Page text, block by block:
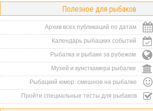
Полезное для рыбаков
Архив всех публикаций по датам
Календарь рыбацких событий
Рыбалка и рыбаки за рубежом
Музей и кунсткамера рыбалки
Рыбацкий юмор: смешное на рыбалке
Пройти специальные тесты для рыбаков